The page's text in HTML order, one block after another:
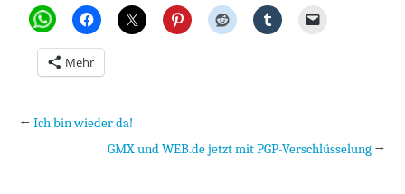
Mehr
← Ich bin wieder da!
GMX und WEB.de jetzt mit PGP-Verschlüsselung →